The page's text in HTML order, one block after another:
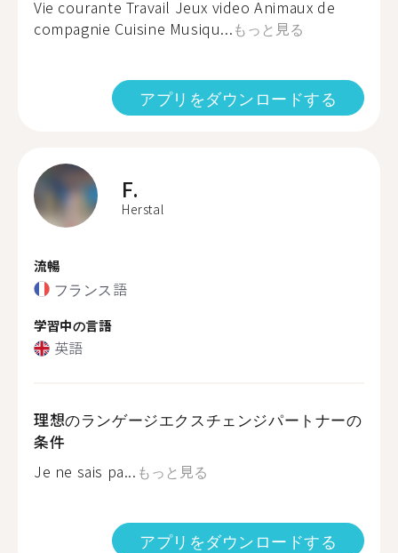
Vie courante Travail Jeux video Animaux de
compagnie Cuisine Musiqu...もっと見る
アプリをダウンロードする
F.
Herstal
流暢
フランス語
学習中の言語
英語
理想のランゲージエクスチェンジパートナーの
条件
Je ne sais pa... もっと見る
アプリをダウンロードする